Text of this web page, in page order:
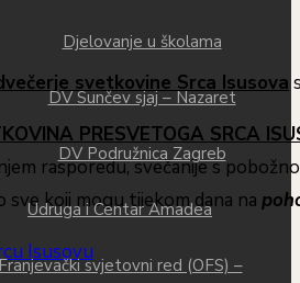
Djelovanje u školama
DV Sunčev sjaj – Nazaret
DV Podružnica Zagreb
Udruga i Centar Amadea
svjetovni red (OFS) –
svetkovine Srca Isusova
PRESVETOGA SRCA
rasporedu, svečanije s
koji mogu tijekom dana na
Isusovu